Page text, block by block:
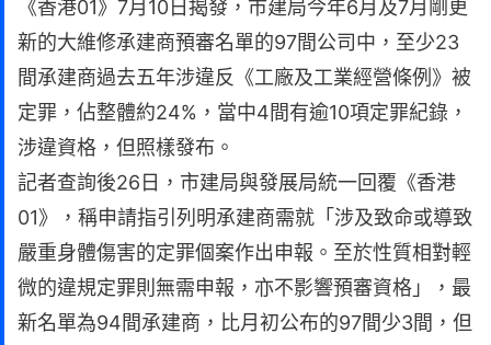
《香港01》7月10日揭發，市建局今年6月及7月剛更
新的大維修承建商預審名單的97間公司中，至少23
間承建商過去五年涉違反《工廠及工業經營條例》被
定罪，佔整體約24%，當中4間有逾10項定罪紀錄，
涉違資格，但照樣發布。
記者查詢後26日，市建局與發展局統一回覆《香港
01》，稱申請指引列明承建商需就「涉及致命或導致
嚴重身體傷害的定罪個案作出申報。至於性質相對輕
微的違規定罪則無需申報，亦不影響預審資格」，最
新名單為94間承建商，比月初公布的97間少3間，但